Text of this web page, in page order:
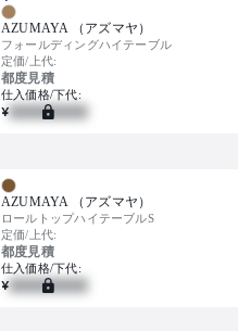
AZUMAYA （アズマヤ）
フォールディングハイテーブル
定価/上代:
都度見積
仕入価格/下代:
¥
AZUMAYA （アズマヤ）
ロールトップハイテーブルS
定価/上代:
都度見積
仕入価格/下代:
¥